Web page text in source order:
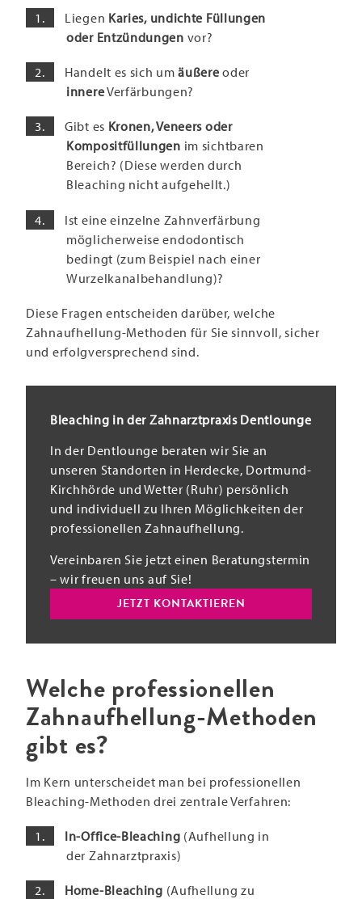
Liegen Karies, undichte Füllungen
oder Entzündungen vor?
Handelt es sich umäußere oder
innereVerfärbungen?
Gibt es Kronen, Veneers oder
Kompositfüllungen im sichtbaren
Bereich? (Diese werden durch
Bleaching nicht aufgehellt.)
Ist eine einzelne Zahnverfärbung
möglicherweise endodontisch
bedingt (zum Beispiel nach einer
Wurzelkanalbehandlung)?
Diese Fragen entscheiden darüber, welche
Zahnaufhellung-Methoden für Sie sinnvoll, sicher
und erfolgversprechend sind.
Bleaching in der Zahnarztpraxis Dentlounge
In der Dentlounge beraten wir Sie an
unseren Standorten in Herdecke, Dortmund-
Kirchhörde und Wetter (Ruhr) persönlich
und individuell zu Ihren Möglichkeiten der
professionellen Zahnaufhellung.
Vereinbaren Sie jetzt einen Beratungstermin
– wir freuen uns auf Sie!
JETZT KONTAKTIEREN
Welche professionellen
Zahnaufhellung-Methoden
gibt es?
Im Kern unterscheidet man bei professionellen
Bleaching-Methoden drei zentrale Verfahren:
In-Office-Bleaching (Aufhellung in
der Zahnarztpraxis)
Home-Bleaching (Aufhellung zu